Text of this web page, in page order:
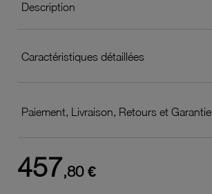
Description
Caractéristiques détaillées
Paiement, Livraison, Retours et Garantie
457,80 €